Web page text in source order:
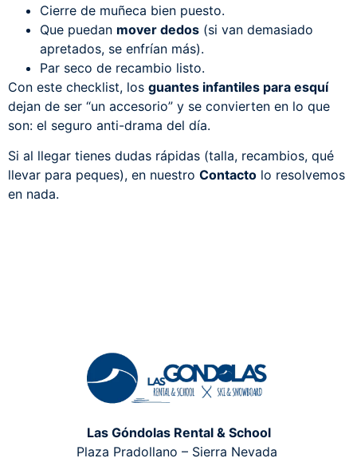
Cierre de muñeca bien puesto.
Que puedan mover dedos (si van demasiado
apretados, se enfrían más).
Par seco de recambio listo.
Con este checklist, los guantes infantiles para esquí
dejan de ser “un accesorio” y se convierten en lo que
son: el seguro anti-drama del día.
Si al llegar tienes dudas rápidas (talla, recambios, qué
llevar para peques), en nuestro Contacto lo resolvemos
en nada.
Las Góndolas Rental & School
Plaza Pradollano – Sierra Nevada